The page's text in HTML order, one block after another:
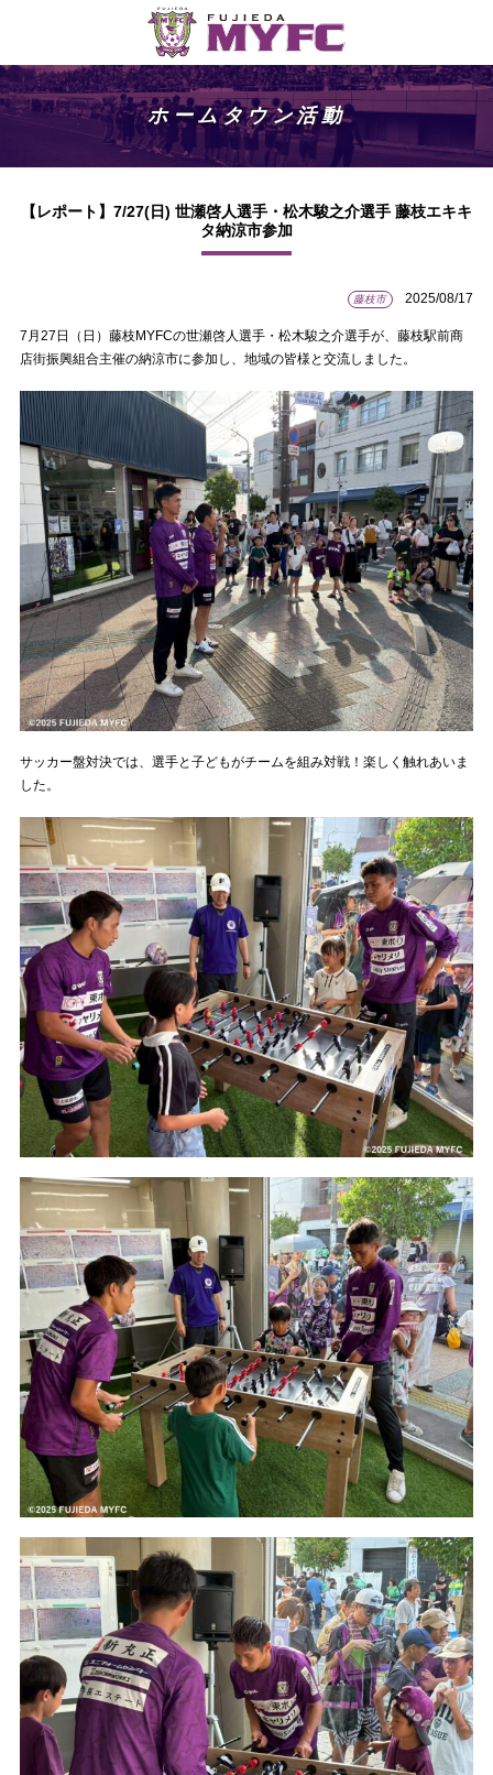
ホームタウン活動
【レポート】7/27(日) 世瀬啓人選手・松木駿之介選手 藤枝エキキ
タ納涼市参加
藤枝市 2025/08/17
7月27日（日）藤枝MYFCの世瀬啓人選手・松木駿之介選手が、藤枝駅前商
店街振興組合主催の納涼市に参加し、地域の皆様と交流しました。
サッカー盤対決では、選手と子どもがチームを組み対戦！楽しく触れあいま
した。